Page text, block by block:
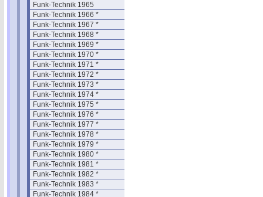
Funk-Technik 1965
Funk-Technik 1966 *
Funk-Technik 1967 *
Funk-Technik 1968 *
Funk-Technik 1969 *
Funk-Technik 1970 *
Funk-Technik 1971 *
Funk-Technik 1972 *
Funk-Technik 1973 *
Funk-Technik 1974 *
Funk-Technik 1975 *
Funk-Technik 1976 *
Funk-Technik 1977 *
Funk-Technik 1978 *
Funk-Technik 1979 *
Funk-Technik 1980 *
Funk-Technik 1981 *
Funk-Technik 1982 *
Funk-Technik 1983 *
Funk-Technik 1984 *